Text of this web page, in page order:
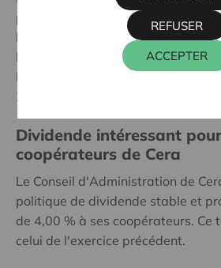
propose un dividende brut de 4,00
l'exercice 2024. Cette proposition
l'approbation des coopérateurs de
l'Assemblée Générale annuelle du
2025.
Dividende intéressant
coopérateurs de Cera
Le Conseil d'Administration de
politique de dividende stable et
de 4,00 % à ses coopérateurs. Ce
celui de l'exercice précédent.
ACCEPTER
REFUSER